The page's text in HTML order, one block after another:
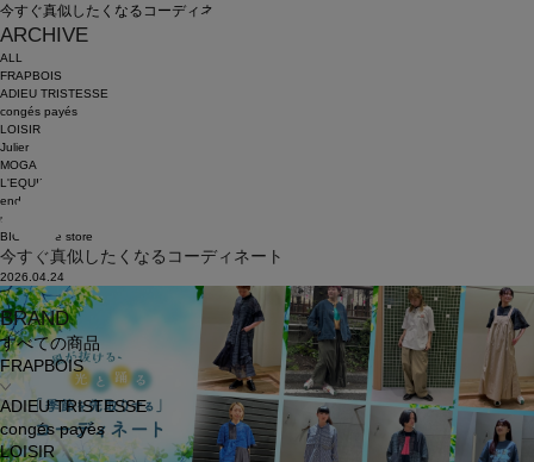
BRAND
すべての商品
FRAPBOIS
ADIEU TRISTESSE
congés payés
LOISIR
今すぐ真似したくなるコーディネート
ARCHIVE
ALL
FRAPBOIS
ADIEU TRISTESSE
congés payés
LOISIR
Julier
MOGA
L'EQUIPE
endalence
unbilanc
BIGI online store
今すぐ真似したくなるコーディネート
2026.04.24